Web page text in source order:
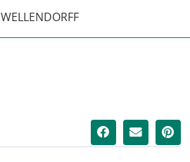
WELLENDORFF